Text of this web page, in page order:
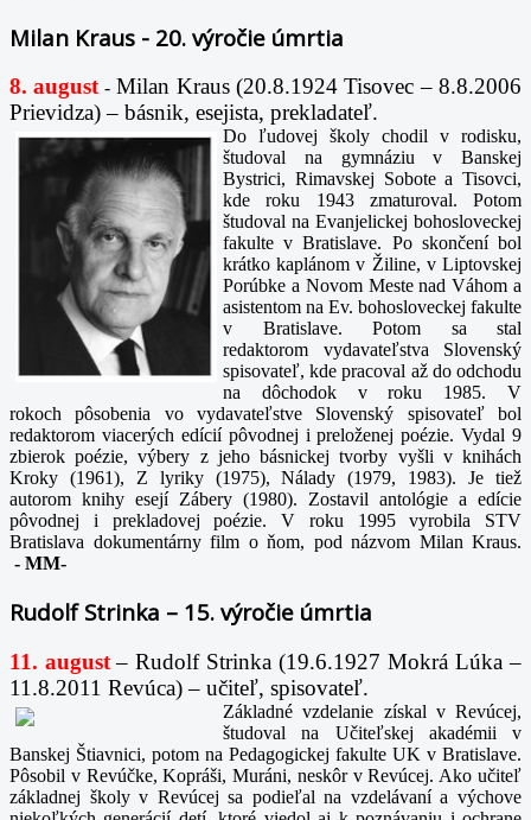
Milan Kraus - 20. výročie úmrtia
8. august -Milan Kraus (20.8.1924 Tisovec – 8.8.2006
Prievidza) – básnik, esejista, prekladateľ.
Do ľudovej školy chodil v rodisku,
študoval na gymnáziu v Banskej
Bystrici, Rimavskej Sobote a Tisovci,
kde roku 1943 zmaturoval. Potom
študoval na Evanjelickej bohosloveckej
fakulte v Bratislave. Po skončení bol
krátko kaplánom v Žiline, v Liptovskej
Porúbke a Novom Meste nad Váhom a
asistentom na Ev. bohosloveckej fakulte
v Bratislave. Potom sa stal
redaktorom vydavateľstva Slovenský
spisovateľ, kde pracoval až do odchodu
na dôchodok v roku 1985. V
rokoch pôsobenia vo vydavateľstve Slovenský spisovateľ bol
redaktorom viacerých edícií pôvodnej i preloženej poézie. Vydal 9
zbierok poézie, výbery z jeho básnickej tvorby vyšli v knihách
Kroky (1961), Z lyriky (1975), Nálady (1979, 1983). Je tiež
autorom knihy esejí Zábery (1980). Zostavil antológie a edície
pôvodnej i prekladovej poézie. V roku 1995 vyrobila STV
Bratislava dokumentárny film o ňom, pod názvom Milan Kraus.
- MM-
Rudolf Strinka – 15. výročie úmrtia
11. august – Rudolf Strinka (19.6.1927 Mokrá Lúka –
11.8.2011 Revúca) – učiteľ, spisovateľ.
Základné vzdelanie získal v Revúcej,
študoval na Učiteľskej akadémii v
Banskej Štiavnici, potom na Pedagogickej fakulte UK v Bratislave.
Pôsobil v Revúčke, Kopráši, Muráni, neskôr v Revúcej. Ako učiteľ
základnej školy v Revúcej sa podieľal na vzdelávaní a výchove